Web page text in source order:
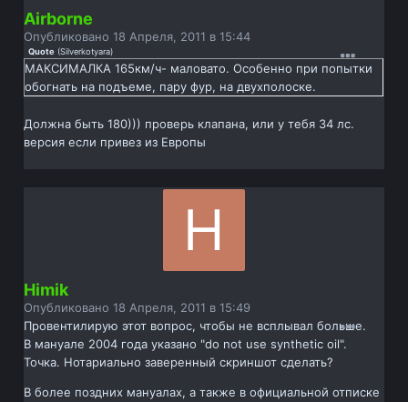
Airborne
Опубликовано18 Апреля, 2011 в 15:44
Quote (Silverkotyara)
МАКСИМАЛКА 165км/ч- маловато. Особенно при попытки
обогнать на подъеме, пару фур, на двухполоске.
Должна быть 180))) проверь клапана, или у тебя 34 лс.
версия если привез из Европы
Himik
Опубликовано18 Апреля, 2011 в 15:49
Провентилирую этот вопрос, чтобы не всплывал больше.
В мануале 2004 года указано "do not use synthetic oil".
Точка. Нотариально заверенный скриншот сделать?
В более поздних мануалах, а также в официальной отписке